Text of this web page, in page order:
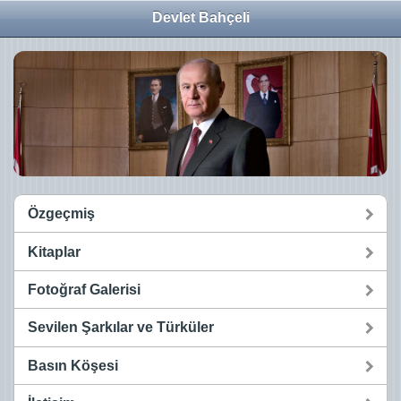
Devlet Bahçeli
Özgeçmiş
Kitaplar
Fotoğraf Galerisi
Sevilen Şarkılar ve Türküler
Basın Köşesi